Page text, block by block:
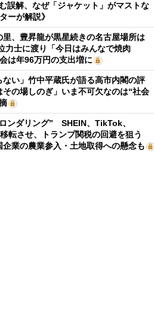
誤解、なぜ「ジャケット」がマストな
ーが解説》
里、豊昇龍が黒星続きの名古屋場所は
力士に渡り「今日はみんなで焼肉
は年96万円の支出増に
ない」竹中平蔵氏が語る高市内閣の評
の場しのぎ」いま不可欠なのは“社会
ンダリング” SHEIN、TikTok、
転させ、トランプ関税の回避を狙う
業の農業参入・土地取得への懸念も